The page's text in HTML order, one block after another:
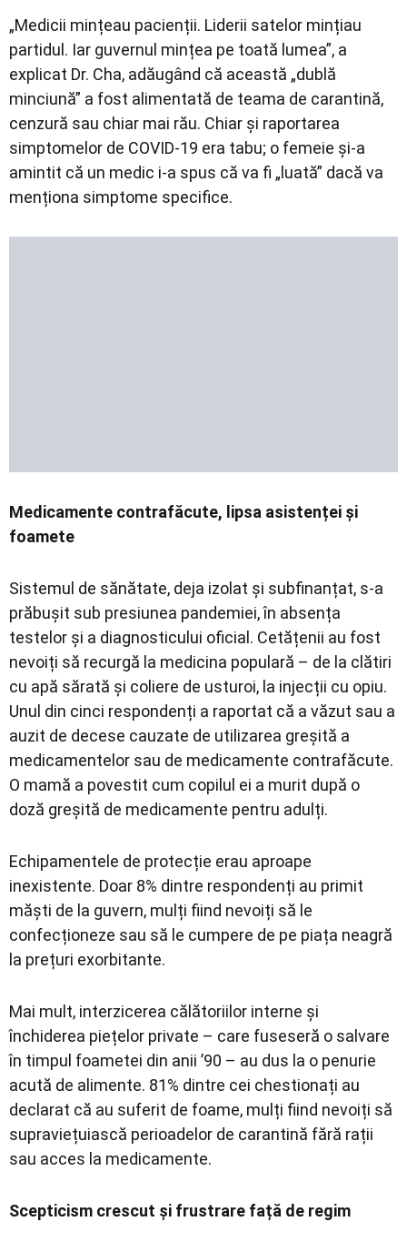
„Medicii mințeau pacienții. Liderii satelor mințiau
partidul. Iar guvernul mințea pe toată lumea”, a
explicat Dr. Cha, adăugând că această „dublă
minciună” a fost alimentată de teama de carantină,
cenzură sau chiar mai rău. Chiar și raportarea
simptomelor de COVID-19 era tabu; o femeie și-a
amintit că un medic i-a spus că va fi „luată” dacă va
menționa simptome specifice.
Medicamente contrafăcute, lipsa asistenței și
foamete
Sistemul de sănătate, deja izolat și subfinanțat, s-a
prăbușit sub presiunea pandemiei, în absența
testelor și a diagnosticului oficial. Cetățenii au fost
nevoiți să recurgă la medicina populară – de la clătiri
cu apă sărată și coliere de usturoi, la injecții cu opiu.
Unul din cinci respondenți a raportat că a văzut sau a
auzit de decese cauzate de utilizarea greșită a
medicamentelor sau de medicamente contrafăcute.
O mamă a povestit cum copilul ei a murit după o
doză greșită de medicamente pentru adulți.
Echipamentele de protecție erau aproape
inexistente. Doar 8% dintre respondenți au primit
măști de la guvern, mulți fiind nevoiți să le
confecționeze sau să le cumpere de pe piața neagră
la prețuri exorbitante.
Mai mult, interzicerea călătoriilor interne și
închiderea piețelor private – care fuseseră o salvare
în timpul foametei din anii ’90 – au dus la o penurie
acută de alimente. 81% dintre cei chestionați au
declarat că au suferit de foame, mulți fiind nevoiți să
supraviețuiască perioadelor de carantină fără rații
sau acces la medicamente.
Scepticism crescut și frustrare față de regim